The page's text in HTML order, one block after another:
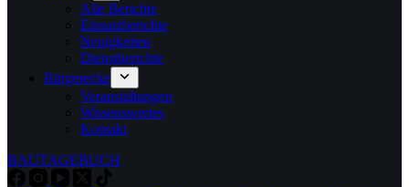
Alle Berichte
Einsatzberichte
Neuigkeiten
Dienstberichte
Bürgerecke
Veranstaltungen
Wissenswertes
Kontakt
BAUTAGEBUCH